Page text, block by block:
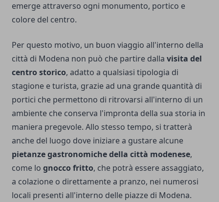
emerge attraverso ogni monumento, portico e
colore del centro.
Per questo motivo, un buon viaggio all'interno della
città di Modena non può che partire dalla visita del
centro storico, adatto a qualsiasi tipologia di
stagione e turista, grazie ad una grande quantità di
portici che permettono di ritrovarsi all'interno di un
ambiente che conserva l'impronta della sua storia in
maniera pregevole. Allo stesso tempo, si tratterà
anche del luogo dove iniziare a gustare alcune
pietanze gastronomiche della città modenese,
come lo gnocco fritto, che potrà essere assaggiato,
a colazione o direttamente a pranzo, nei numerosi
locali presenti all'interno delle piazze di Modena.